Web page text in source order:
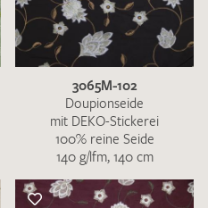
3065M-102
Doupionseide
mit DEKO-Stickerei
100% reine Seide
140 g/lfm, 140 cm